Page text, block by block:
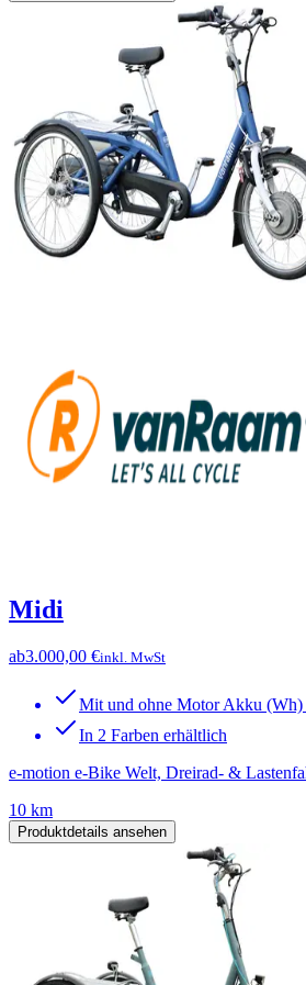
Midi
ab3.000,00 €inkl. MwSt
Mit und ohne Motor Akku (Wh)
In 2 Farben erhältlich
e-motion e-Bike Welt, Dreirad- &
10 km
Produktdetails ansehen